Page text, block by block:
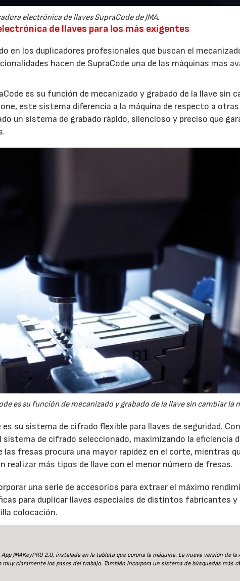
electrónica de llaves SupraCode de JMA.
de llaves para los más exigentes
en los duplicadores profesionales que buscan el
hacen de SupraCode una de las máquinas mas
es su función de mecanizado y grabado de la llave sin
este sistema diferencia a la máquina de respecto a otras
un sistema de grabado rápido, silencioso y preciso que
es su función de mecanizado y grabado de la llave sin cambiar la
su sistema de cifrado flexible para llaves de seguridad.
de cifrado seleccionado, maximizando la eficiencia
fresas procura una mayor rapidez en el corte, mientras
realizar más tipos de llave con el menor número de fresas.
una serie de accesorios para extraer el máximo
para duplicar llaves especiales de distintos fabricantes y
colocación.
JMAKeyPRO 2.0, instalada en la tableta que corona la máquina. La nueva versión de la
claramente los pasos del trabajo. También incorpora un sistema de búsquedas más